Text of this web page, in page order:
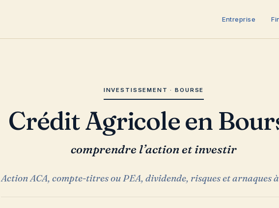
Entreprise
INVESTISSEMENT · BOURSE
Crédit Agricole en
comprendre l’action et investir
Action ACA, compte-titres ou PEA, dividende, risques et arnaques